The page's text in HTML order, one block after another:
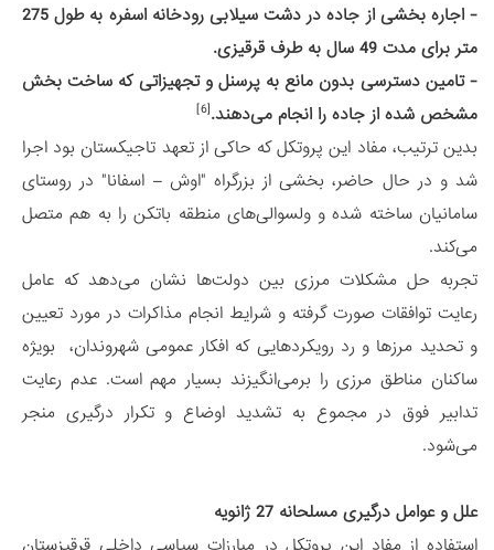
- اجاره بخشی از جاده در دشت سیلابی رودخانه اسفره به طول 275
متر برای مدت 49 سال به طرف قرقیزی.
- تامین دسترسی بدون مانع به پرسنل و تجهیزاتی که ساخت بخش
مشخص شده از جاده را انجام می‌دهند.[6]
بدین ترتیب، مفاد این پروتکل که حاکی از تعهد تاجیکستان بود اجرا
شد و در حال حاضر، بخشی از بزرگراه "اوش – اسفانا" در روستای
سامانیان ساخته شده و ولسوالی‌های منطقه باتکن را به هم متصل
می‌کند.
تجربه حل مشکلات مرزی بین دولت‌ها نشان می‌دهد که عامل
رعایت توافقات صورت گرفته و شرایط انجام مذاکرات در مورد تعیین
و تحدید مرزها و رد رویکردهایی که افکار عمومی شهروندان، بویژه
ساکنان مناطق مرزی را برمی‌انگیزند بسیار مهم است. عدم رعایت
تدابیر فوق در مجموع به تشدید اوضاع و تکرار درگیری منجر
می‌شود.
علل و عوامل درگیری مسلحانه 27 ژانویه